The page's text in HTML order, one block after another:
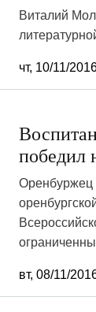
Виталий
чт, 10/11/
победил
Оренбуржец
вт, 08/11/